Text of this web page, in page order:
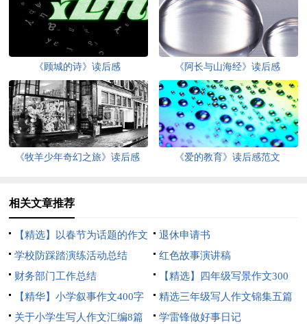
《顾城的诗》读后感 《阿长与山海经》读后感
《牧羊少年奇幻之旅》读后感 《爱的教育》读后感范文
相关文章推荐
【精选】以春节为话题的作文
锦集8篇
退休申请书
学校防踩踏演练活动总结
红色故事演讲稿
财务部门工作总结
【精选】四年级写景作文300
字集合五篇
【精华】小学叙事作文400字
集锦九篇
精选三年级写人作文锦集五篇
关于小学生写人作文汇编8篇
学雷锋做好事日记